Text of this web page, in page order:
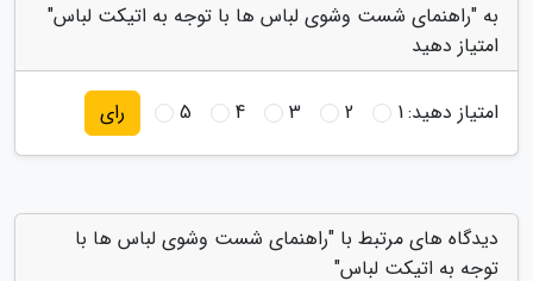
به "راهنمای شست وشوی لباس ها با توجه به اتیکت لباس"
امتیاز دهید
امتیاز دهید:1
2
3
4
5 رای
دیدگاه های مرتبط با "راهنمای شست وشوی لباس ها با
توجه به اتیکت لباس"